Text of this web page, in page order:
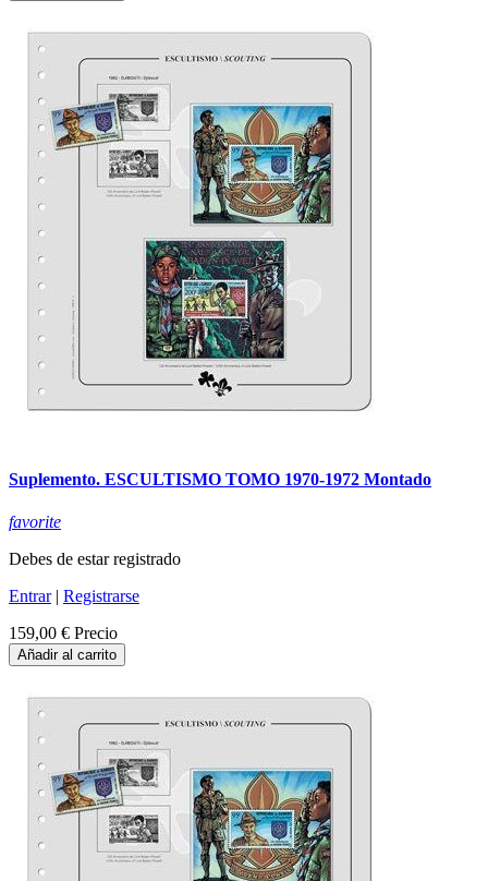
Suplemento. ESCULTISMO TOMO 1970-1972 Montado
favorite
Debes de estar registrado
Entrar| Registrarse
159,00 € Precio
Añadir al carrito